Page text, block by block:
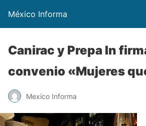
México Informa
Canirac y Prepa In
convenio «Mujeres
Mexico Informa